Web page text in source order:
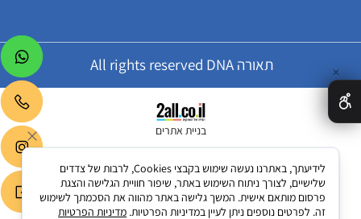
תאורה All rights reserved DNA
בניית אתרים
✕
לידיעתך, באתרנו נעשה שימוש בקבצי Cookies, לרבות של צדדים
שלישיים, לצורך ניתוח השימוש באתר, שיפור חוויית הגלישה והצגת
פרסום מותאם אישית. המשך גלישה באתר מהווה את הסכמתך לשימוש
זה. לפרטים נוספים ניתן לעיין במדיניות הפרטיות. מדיניות הפרטיות